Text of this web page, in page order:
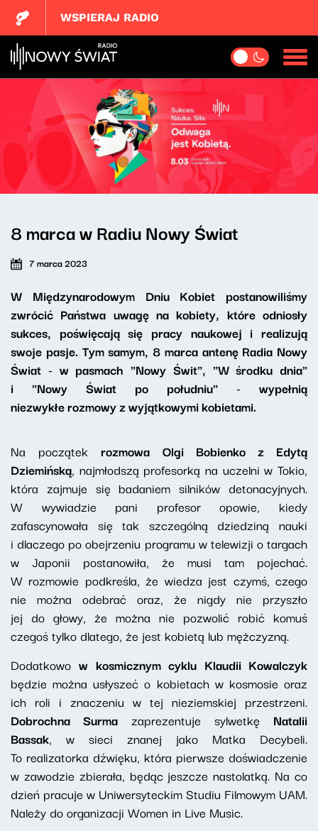
WSPIERAJ RADIO
8 marca w Radiu Nowy Świat
7 marca 2023
W Międzynarodowym Dniu Kobiet postanowiliśmy
zwrócić Państwa uwagę na kobiety, które odniosły
sukces, poświęcają się pracy naukowej i realizują
swoje pasje. Tym samym, 8 marca antenę Radia Nowy
Świat - w pasmach "Nowy Świt", "W środku dnia"
i "Nowy Świat po południu" - wypełnią
niezwykłe rozmowy z wyjątkowymi kobietami.
Na początekrozmowa Olgi Bobienko z Edytą
Dziemińską, najmłodszą profesorką na uczelni w Tokio,
która zajmuje się badaniem silników detonacyjnych.
W wywiadzie pani profesor opowie, kiedy
zafascynowała się tak szczególną dziedziną nauki
i dlaczego po obejrzeniu programu w telewizji o targach
w Japonii postanowiła, że musi tam pojechać.
W rozmowie podkreśla, że wiedza jest czymś, czego
nie można odebrać oraz, że nigdy nie przyszło
jej do głowy, że można nie pozwolić robić komuś
czegoś tylko dlatego, że jest kobietą lub mężczyzną.
Dodatkowow kosmicznym cyklu Klaudii Kowalczyk
będzie można usłyszeć o kobietach w kosmosie oraz
ich roli i znaczeniu w tej nieziemskiej przestrzeni.
Dobrochna Surma zaprezentuje sylwetkę Natalii
Bassak, w sieci znanej jako Matka Decybeli.
To realizatorka dźwięku, która pierwsze doświadczenie
w zawodzie zbierała, będąc jeszcze nastolatką. Na co
dzień pracuje w Uniwersyteckim Studiu Filmowym UAM.
Należy do organizacji Women in Live Music.